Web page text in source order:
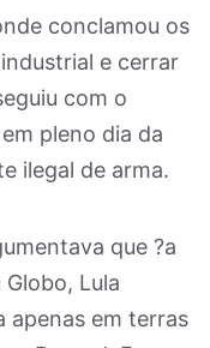
conclamou os
e cerrar
com o
pleno dia da
ilegal de arma.
que ?a
Lula
apenas em terras